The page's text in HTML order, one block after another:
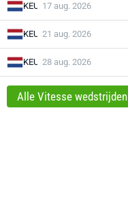
KEU 17 aug. 2026
KEU 21 aug. 2026
KEU 28 aug. 2026
Alle Vitesse wedstrijden